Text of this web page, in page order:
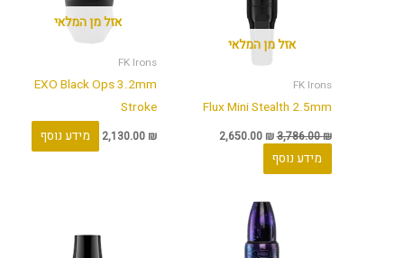
אזל מן המלאי
FK Irons
Flux Mini Stealth 2.5mm
3,786.00₪
2,650.00 ₪
מידע נוסף
אזל מן המלאי
FK Irons
EXO Black Ops 3.2mm
Stroke
2,130.00 ₪ מידע נוסף